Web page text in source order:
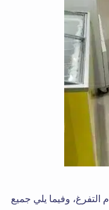
التفرغ، وفيما يلي جميع